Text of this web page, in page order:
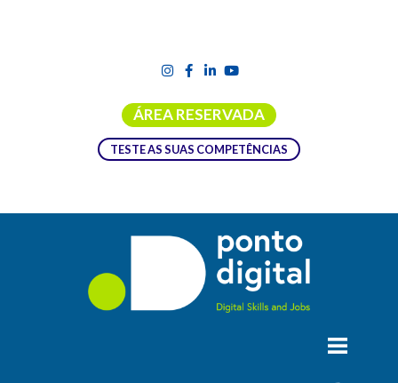
ÁREA RESERVADA
TESTE AS SUAS COMPETÊNCIAS
ACADEMIA QA AUTOMATION